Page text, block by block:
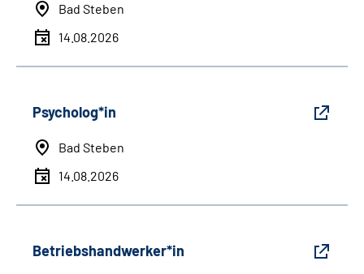
Bad Steben
14.08.2026
Psycholog*in
Bad Steben
14.08.2026
Betriebshandwerker*in